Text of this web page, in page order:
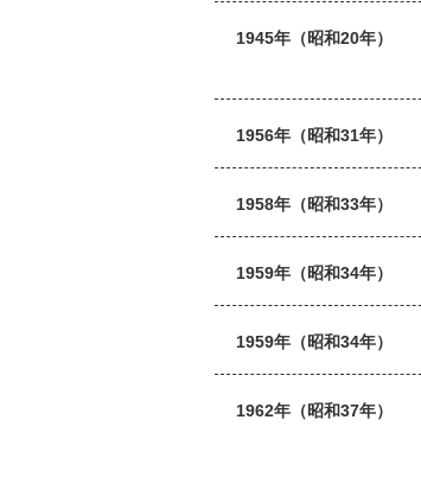
1945年（昭和20年）
1956年（昭和31年）
1958年（昭和33年）
1959年（昭和34年）
1959年（昭和34年）
1962年（昭和37年）